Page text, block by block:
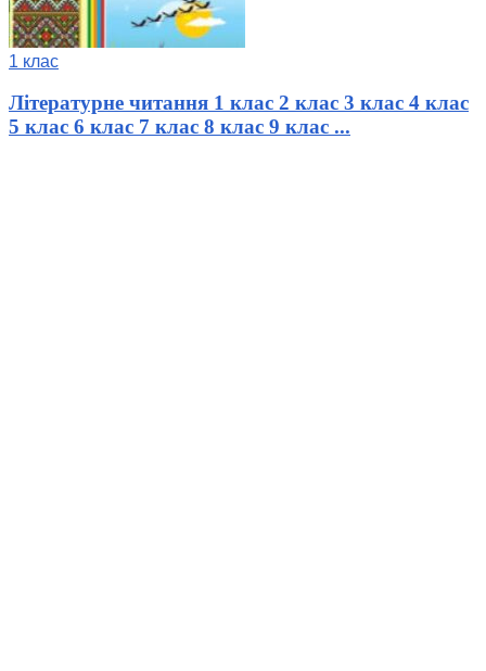
1 клас
Літературне читання 1 клас 2 клас 3 клас 4 клас
5 клас 6 клас 7 клас 8 клас 9 клас ...